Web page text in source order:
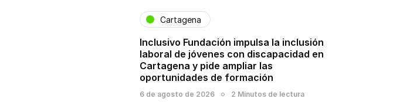
Cartagena
Inclusivo Fundación impulsa la inclusión
laboral de jóvenes con discapacidad en
Cartagena y pide ampliar las
oportunidades de formación
6 de agosto de 2026 2 Minutos de lectura